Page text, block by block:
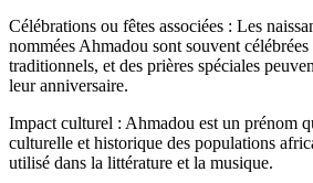
Célébrations ou fêtes associées : Les
nommées Ahmadou sont souvent célébrées
traditionnels, et des prières spéciales
leur anniversaire.
Impact culturel : Ahmadou est un prénom
culturelle et historique des populations
utilisé dans la littérature et la musique.